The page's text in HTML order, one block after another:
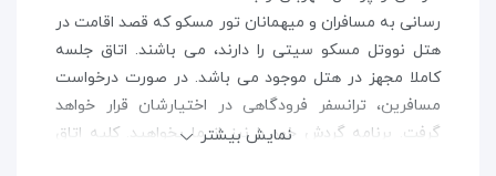
رسانی به مسافران و میهمانان تور مسکو که قصد اقامت در
هتل نووتل مسکو سیتی را دارند، می باشند. اتاق جلسه
کاملا مجهز در هتل موجود می باشد. در صورت درخواست
مسافرين، ترانسفر فرودگاهی در اختيارشان قرار خواهد
گرفت. برنامه گردش خود را نيز از ما بخواهيد. کلیه اتاق
نمایش بیشتر